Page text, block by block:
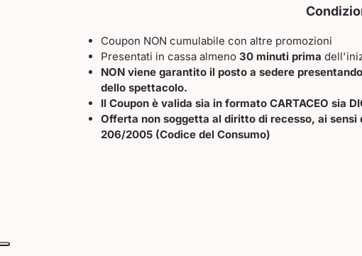
Coupon NON cumulabile con altre promozioni
Presentati in cassa almeno 30 minuti prima
NON viene garantito il posto a sedere
dello spettacolo.
Il Coupon è valida sia in formato CARTACEO sia
Offerta non soggetta al diritto di recesso, ai
206/2005 (Codice del Consumo)